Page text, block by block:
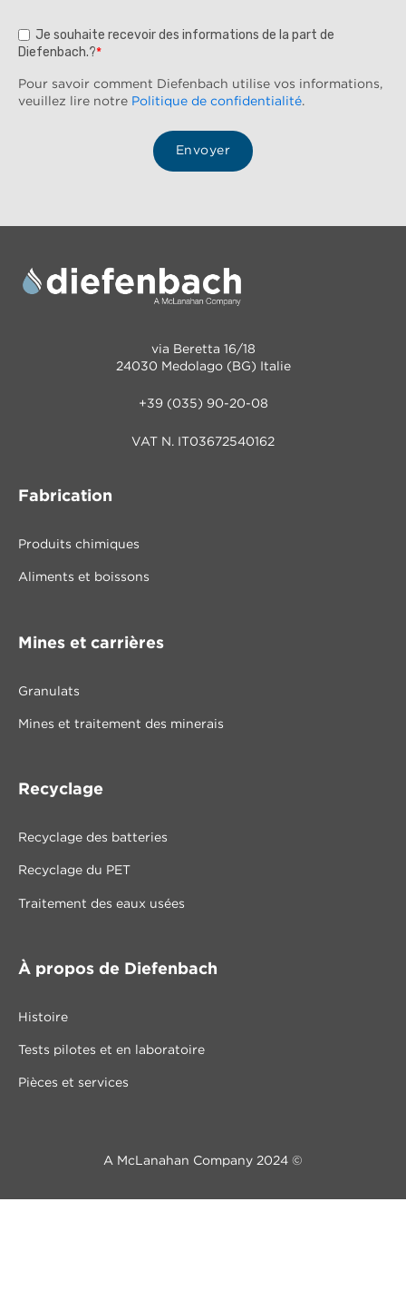
Je souhaite recevoir des informations de la part de
Diefenbach.?*
Pour savoir comment Diefenbach utilise vos informations,
veuillez lire notre Politique de confidentialité.
via Beretta 16/18
24030 Medolago (BG) Italie
+39 (035) 90-20-08
VAT N. IT03672540162
Fabrication
Produits chimiques
Aliments et boissons
Mines et carrières
Granulats
Mines et traitement des minerais
Recyclage
Recyclage des batteries
Recyclage du PET
Traitement des eaux usées
À propos de Diefenbach
Histoire
Tests pilotes et en laboratoire
Pièces et services
A McLanahan Company 2024 ©